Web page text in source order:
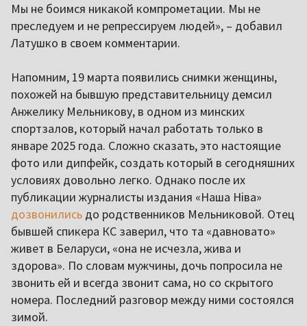
Мы не боимся никакой компрометации. Мы не
преследуем и не репрессируем людей», – добавил
Латушко в своем комментарии.
Напомним, 19 марта появились снимки женщины,
похожей на бывшую представительницу демсил
Анжелику Мельникову, в одном из минских
спортзалов, который начал работать только в
январе 2025 года. Сложно сказать, это настоящие
фото или дипфейк, создать который в сегодняшних
условиях довольно легко. Однако после их
публикации журналисты издания «Наша Ніва»
дозвонились до родственников Мельниковой. Отец
бывшей спикера КС заверил, что та «давновато»
живет в Беларуси, «она не исчезла, жива и
здорова». По словам мужчины, дочь попросила не
звонить ей и всегда звонит сама, но со скрытого
номера. Последний разговор между ними состоялся
зимой.